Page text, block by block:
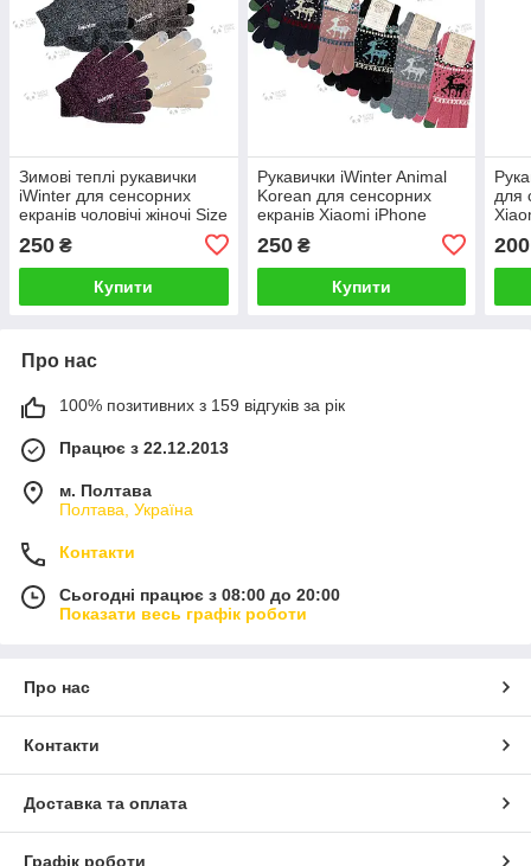
Зимові теплі рукавички
iWinter для сенсорних
екранів чоловічі жіночі Size
250 ₴
Купити
Рукавички iWinter Animal
Korean для сенсорних
екранів Xiaomi iPhone
Huawei Samsung Колір на
вибір
250₴
Купити
для
200
Про нас
100% позитивних з 159 відгуків за рік
Працює з 22.12.2013
м. Полтава
Полтава, Україна
Контакти
Сьогодні працює з 08:00 до 20:00
Показати весь графік роботи
Про нас
Контакти
Доставка та оплата
Графік роботи